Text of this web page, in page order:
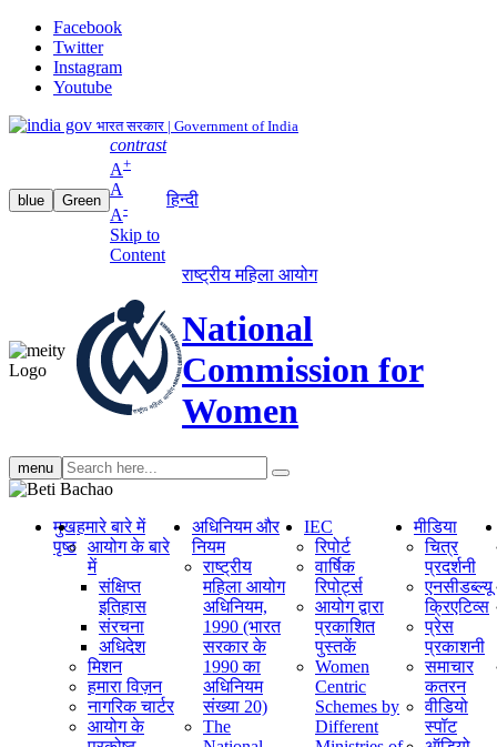
Facebook
Twitter
Instagram
Youtube
भारत सरकार | Government of India
blue Green
contrast
A+
A
A-
Skip to
Content
हिन्दी
राष्ट्रीय महिला आयोग
National
Commission for
Women
menu Search
search
मुख
पृष्ठ
हमारे बारे में
आयोग के बारे
में
संक्षिप्‍त
इतिहास
संरचना
अधिदेश
मिशन
हमारा विज़न
नागरिक चार्टर
आयोग के
अधिनियम और
नियम
राष्ट्रीय
महिला आयोग
अधिनियम,
1990 (भारत
सरकार के
1990 का
अधिनियम
संख्या 20)
The
IEC
रिपोर्ट
वार्षिक
रिपोर्ट्स
आयोग द्वारा
प्रकाशित
पुस्तकें
Women
Centric
Schemes by
Different
मीडिया
चित्र
प्रदर्शनी
एनसीडब्ल्यू
क्रिएटिव्स
प्रेस
प्रकाशनी
समाचार
कतरन
वीडियो
स्पॉट